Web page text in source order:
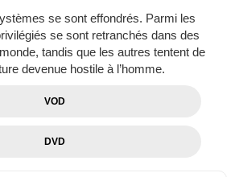
se sont effondrés. Parmi les
se sont retranchés dans des
tandis que les autres tentent de
devenue hostile à l’homme.
VOD
DVD